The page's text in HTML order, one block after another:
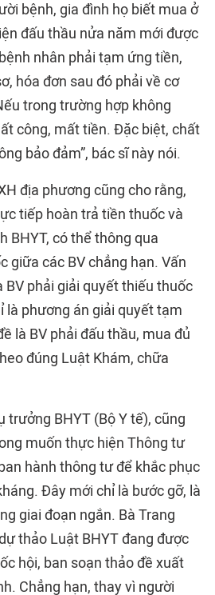
bệnh, gia đình họ biết mua ở
đấu thầu nửa năm mới được
nhân phải tạm ứng tiền,
hóa đơn sau đó phải về cơ
trong trường hợp không
công, mất tiền. Đặc biệt, chất
bảo đảm”, bác sĩ này nói.
địa phương cũng cho rằng,
tiếp hoàn trả tiền thuốc và
BHYT, có thể thông qua
giữa các BV chẳng hạn. Vấn
BV phải giải quyết thiếu thuốc
là phương án giải quyết tạm
là BV phải đấu thầu, mua đủ
đúng Luật Khám, chữa
trưởng BHYT (Bộ Y tế), cũng
muốn thực hiện Thông tư
hành thông tư để khắc phục
Đây mới chỉ là bước gỡ, là
giai đoạn ngắn. Bà Trang
thảo Luật BHYT đang được
hội, ban soạn thảo đề xuất
Chẳng hạn, thay vì người